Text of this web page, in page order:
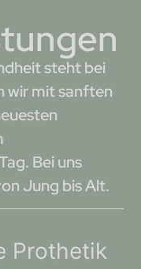
steht bei
wir mit sanften
Bei uns
Jung bis Alt.
Prothetik